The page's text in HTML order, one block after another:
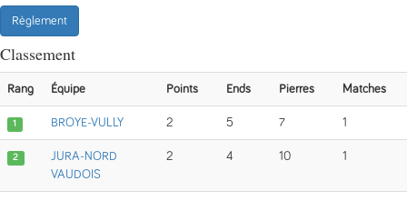
Règlement
Classement
Rang Équipe Points Ends Pierres Matches
1 BROYE-VULLY 2 5 7 1
2
JURA-NORD
VAUDOIS
2 4 10 1